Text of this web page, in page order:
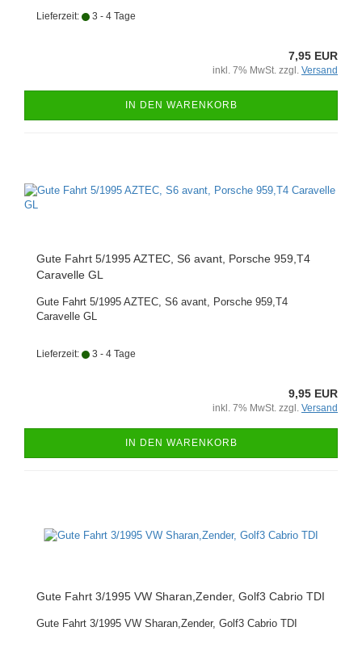
Lieferzeit: 3 - 4 Tage
7,95 EUR
inkl. 7% MwSt. zzgl. Versand
IN DEN WARENKORB
Gute Fahrt 5/1995 AZTEC, S6 avant, Porsche 959,T4
Caravelle GL
Gute Fahrt 5/1995 AZTEC, S6 avant, Porsche 959,T4
Caravelle GL
Lieferzeit: 3 - 4 Tage
9,95 EUR
inkl. 7% MwSt. zzgl. Versand
IN DEN WARENKORB
Gute Fahrt 3/1995 VW Sharan,Zender, Golf3 Cabrio TDI
Gute Fahrt 3/1995 VW Sharan,Zender, Golf3 Cabrio TDI